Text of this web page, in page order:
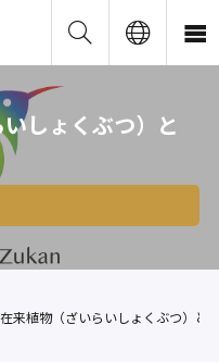
しょくぶつ）と
在来植物（ざいらいしょくぶつ）と